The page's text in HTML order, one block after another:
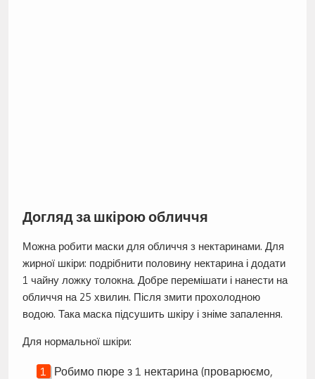
Догляд за шкірою обличчя
Можна робити маски для обличчя з нектаринами. Для
жирної шкіри: подрібнити половину нектарина і додати
1 чайну ложку толокна. Добре перемішати і нанести на
обличчя на 25 хвилин. Після змити прохолодною
водою. Така маска підсушить шкіру і зніме запалення.
Для нормальної шкіри:
Робимо пюре з 1 нектарина (проварюємо,